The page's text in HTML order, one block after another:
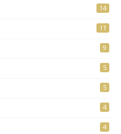
14
11
9
5
5
4
4